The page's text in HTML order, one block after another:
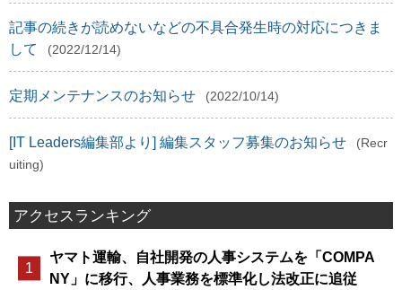
記事の続きが読めないなどの不具合発生時の対応につきま
して
(2022/12/14)
定期メンテナンスのお知らせ (2022/10/14)
[IT Leaders編集部より] 編集スタッフ募集のお知らせ
(Recr
uiting)
アクセスランキング
ヤマト運輸、自社開発の人事システムを「COMPA
NY」に移行、人事業務を標準化し法改正に追従